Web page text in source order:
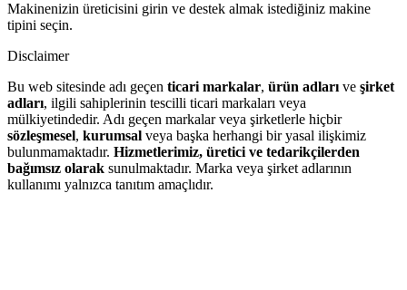
Makinenizin üreticisini girin ve destek almak istediğiniz makine
tipini seçin.
Disclaimer
Bu web sitesinde adı geçen ticari markalar, ürün adları ve şirket
adları, ilgili sahiplerinin tescilli ticari markaları veya
mülkiyetindedir. Adı geçen markalar veya şirketlerle hiçbir
sözleşmesel, kurumsal veya başka herhangi bir yasal ilişkimiz
bulunmamaktadır. Hizmetlerimiz, üretici ve tedarikçilerden
bağımsız olarak sunulmaktadır. Marka veya şirket adlarının
kullanımı yalnızca tanıtım amaçlıdır.